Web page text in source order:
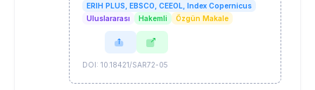
ERIH PLUS, EBSCO, CEEOL, Index Copernicus
Uluslararası
Hakemli Özgün Makale
DOI: 10.18421/SAR72-05